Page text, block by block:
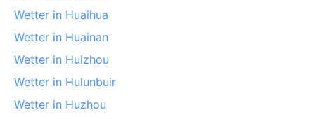
Wetter in Huaihua
Wetter in Huainan
Wetter in Huizhou
Wetter in Hulunbuir
Wetter in Huzhou